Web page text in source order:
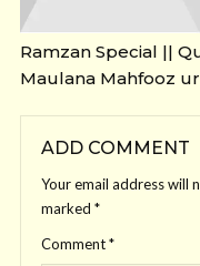
Ramzan Special ||
Maulana Mahfooz
ADD COMMENT
Your email address will
marked *
Comment*